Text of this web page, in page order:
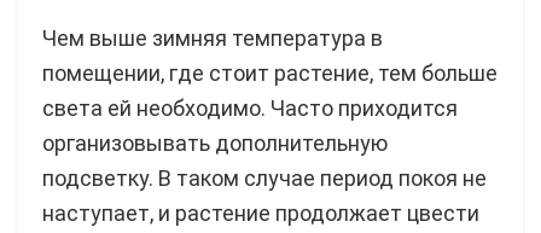
Чем выше зимняя температура в
помещении, где стоит растение, тем больше
света ей необходимо. Часто приходится
организовывать дополнительную
подсветку. В таком случае период покоя не
наступает, и растение продолжает цвести